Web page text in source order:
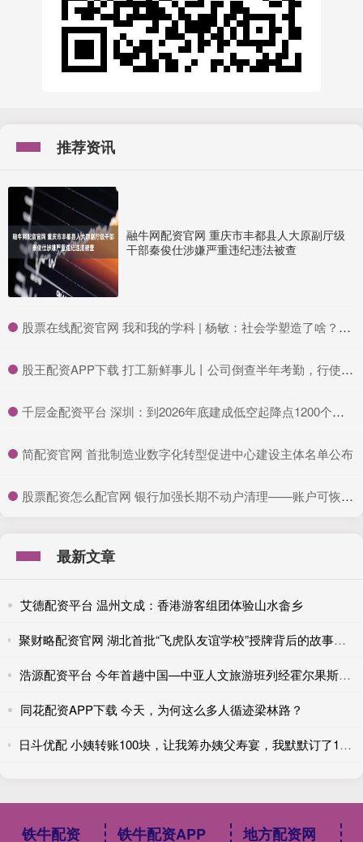
推荐资讯
融牛网配资官网 重庆市丰都县人大原副厅级
干部秦俊仕涉嫌严重违纪违法被查
​股票在线配资官网 我和我的学科 | 杨敏：社会学塑造了啥？毕业生的故事_专业_研究生_高校
​股王配资APP下载 打工新鲜事儿丨公司倒查半年考勤，行使用工自主权还是裁员新手段？
​千层金配资平台 深圳：到2026年底建成低空起降点1200个以上，开通载人、载货飞行等各类低空商业航线1000条以上
​简配资官网 首批制造业数字化转型促进中心建设主体名单公布
​股票配资怎么配官网 银行加强长期不动户清理——账户可恢复 资金仍可取
最新文章
艾德配资平台 温州文成：香港游客组团体验山水畲乡
聚财略配资官网 湖北首批“飞虎队友谊学校”授牌背后的故事，81年前美国女飞行员在湖北获救
浩源配资平台 今年首趟中国—中亚人文旅游班列经霍尔果斯铁路口岸出境
同花配资APP下载 今天，为何这么多人循迹梁林路？
日斗优配 小姨转账100块，让我筹办姨父寿宴，我默默订了10份外卖，寿宴上小姨怒斥我，我说：拼好饭真便宜
铁牛配资 铁牛配资APP 地方配资网